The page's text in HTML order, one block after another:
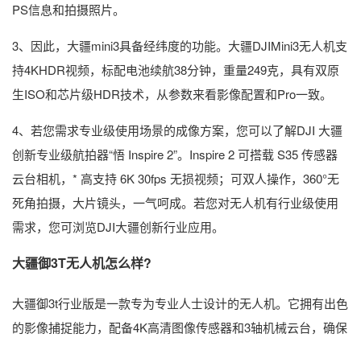
PS信息和拍摄照片。
3、因此，大疆mini3具备经纬度的功能。大疆DJIMini3无人机支
持4KHDR视频，标配电池续航38分钟，重量249克，具有双原
生ISO和芯片级HDR技术，从参数来看影像配置和Pro一致。
4、若您需求专业级使用场景的成像方案，您可以了解DJI 大疆
创新专业级航拍器“悟 Inspire 2”。Inspire 2 可搭载 S35 传感器
云台相机，* 高支持 6K 30fps 无损视频；可双人操作，360°无
死角拍摄，大片镜头，一气呵成。若您对无人机有行业级使用
需求，您可浏览DJI大疆创新行业应用。
大疆御3T无人机怎么样?
大疆御3t行业版是一款专为专业人士设计的无人机。它拥有出色
的影像捕捉能力，配备4K高清图像传感器和3轴机械云台，确保